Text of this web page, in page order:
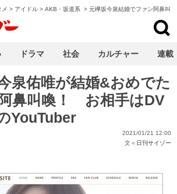
メ > アイドル > AKB・坂道系 > 元欅坂今泉結婚でファン阿鼻叫喚
泉佑唯が結婚&おめでた
鼻叫喚！ お相手はDV
YouTuber
2021/01/21 12:00
文＝ 日刊サイゾー
ドラマ 社会 カルチャー 連載